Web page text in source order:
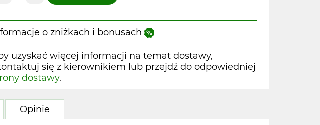
o zniżkach i bonusach
uzyskać więcej informacji na temat dostawy,
się z kierownikiem lub przejdź do odpowiedniej
dostawy.
Opinie